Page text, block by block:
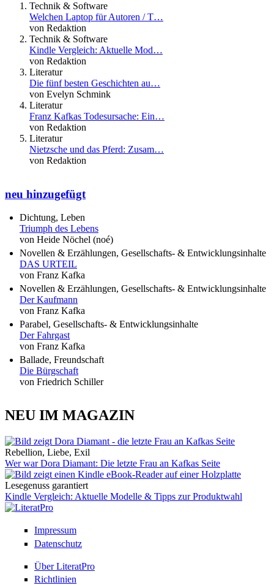
Technik & Software
Welchen Laptop für Autoren / T…
von Redaktion
Technik & Software
Kindle Vergleich: Aktuelle Mod…
von Redaktion
Literatur
Die fünf besten Geschichten au…
von Evelyn Schmink
Literatur
Franz Kafkas Todesursache: Ein…
von Redaktion
Literatur
Nietzsche und das Pferd: Zusam…
von Redaktion
neu hinzugefügt
Dichtung, Leben
Triumph des Lebens
von Heide Nöchel (noé)
Novellen & Erzählungen, Gesellschafts- & Entwicklungsinhalte
DAS URTEIL
von Franz Kafka
Novellen & Erzählungen, Gesellschafts- & Entwicklungsinhalte
Der Kaufmann
von Franz Kafka
Parabel, Gesellschafts- & Entwicklungsinhalte
Der Fahrgast
von Franz Kafka
Ballade, Freundschaft
Die Bürgschaft
von Friedrich Schiller
NEU IM MAGAZIN
Rebellion, Liebe, Exil
Wer war Dora Diamant: Die letzte Frau an Kafkas Seite
Lesegenuss garantiert
Kindle Vergleich: Aktuelle Modelle & Tipps zur Produktwahl
Impressum
Datenschutz
Über LiteratPro
Richtlinien